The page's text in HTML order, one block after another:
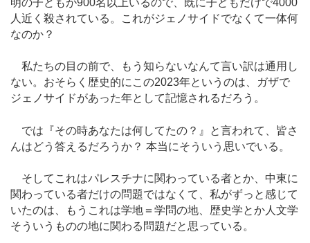
明の子どもが900名以上いるので、既に子どもだけで4000
人近く殺されている。これがジェノサイドでなくて一体何
なのか？
私たちの目の前で、もう知らないなんて言い訳は通用し
ない。おそらく歴史的にこの2023年というのは、ガザで
ジェノサイドがあった年として記憶されるだろう。
では『その時あなたは何してたの？』と言われて、皆さ
んはどう答えるだろうか？ 本当にそういう思いでいる。
そしてこれはパレスチナに関わっている者とか、中東に
関わっている者だけの問題ではなくて、私がずっと感じて
いたのは、もうこれは学地＝学問の地、歴史学とか人文学
そういうものの地に関わる問題だと思っている。